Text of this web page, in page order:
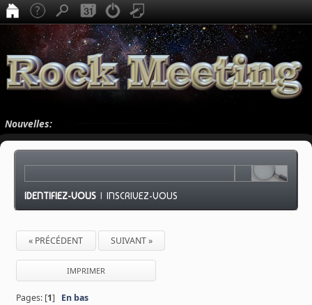
Nouvelles:
IDENTIFIEZ-VOUS |INSCRIVEZ-VOUS
« PRÉCÉDENT SUIVANT »
IMPRIMER
Pages: [1] En bas